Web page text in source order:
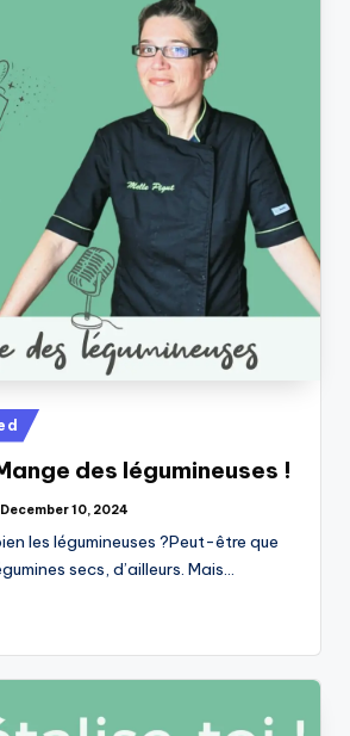
des légumineuses !
December 10, 2024
les légumineuses ?Peut-être que
secs, d’ailleurs. Mais…